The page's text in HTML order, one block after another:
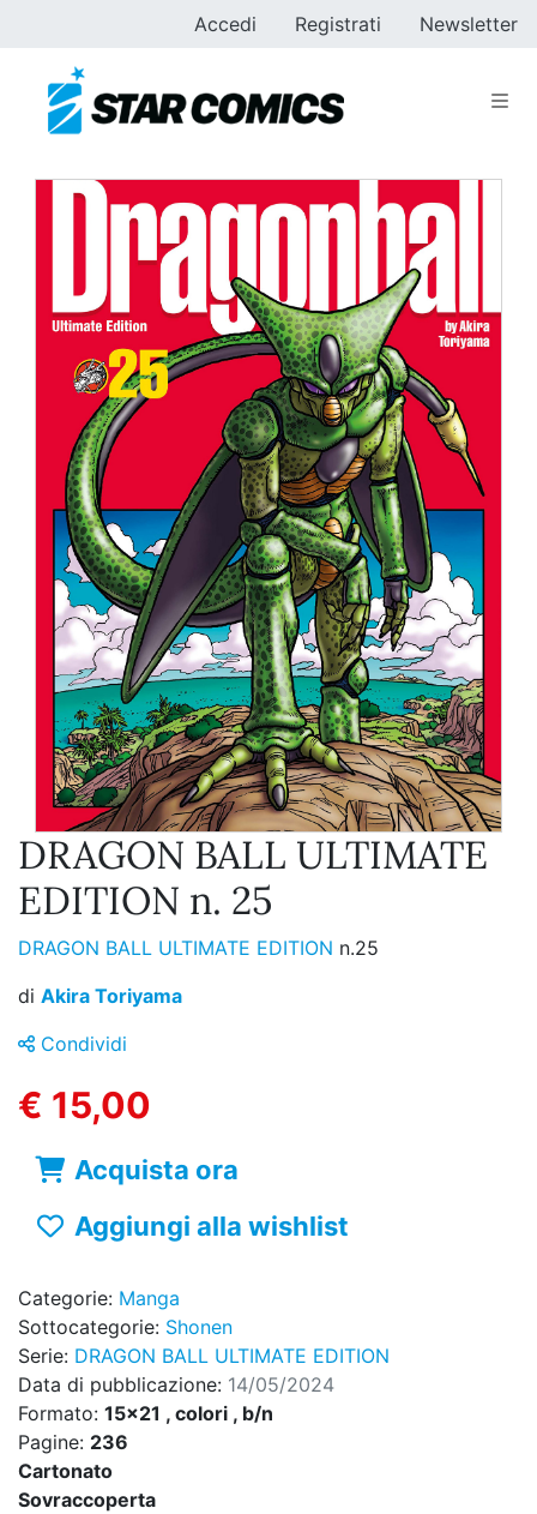
Accedi Registrati Newsletter
DRAGON BALL ULTIMATE
EDITION n. 25
DRAGON BALL ULTIMATE EDITION n.25
di Akira Toriyama
Condividi
€ 15,00
Acquista ora
Aggiungi alla wishlist
Categorie: Manga
Sottocategorie: Shonen
Serie: DRAGON BALL ULTIMATE EDITION
Data di pubblicazione: 14/05/2024
Formato: 15x21 , colori , b/n
Pagine: 236
Cartonato
Sovraccoperta